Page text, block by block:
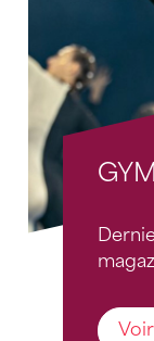
Voir